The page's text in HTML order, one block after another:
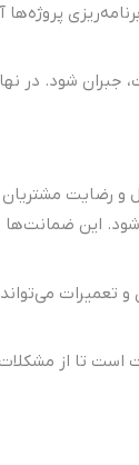
جبران شود. در
مشتریان
این ضمانت‌ها
تا از مشکلات